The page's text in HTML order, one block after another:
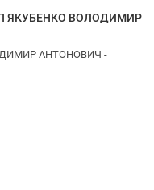
ЯКУБЕНКО ВОЛОДИМИР
АНТОНОВИЧ -